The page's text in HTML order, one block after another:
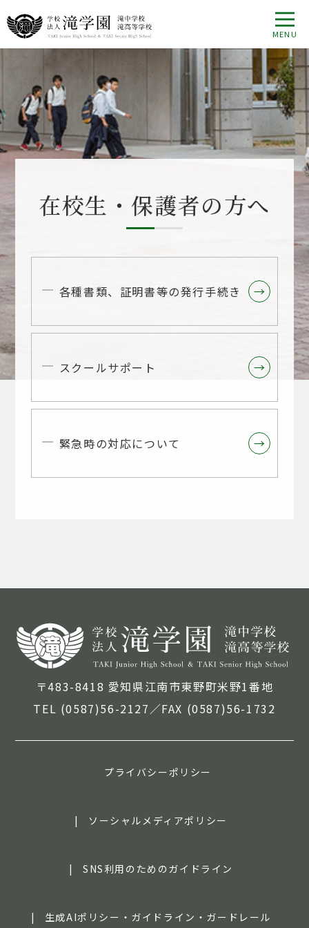
在校⽣・保護者の⽅へ
各種書類、証明書等の発⾏⼿続き →
→
スクールサポート →
緊急時の対応について →
〒483-8418 愛知県江南市東野町米野1番地
TEL (0587)56-2127／FAX (0587)56-1732
プライバシーポリシー
ソーシャルメディアポリシー
SNS利用のためのガイドライン
生成AIポリシー・ガイドライン・ガードレール